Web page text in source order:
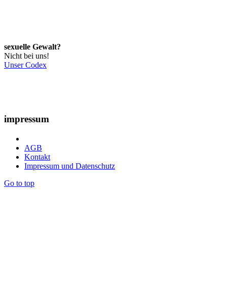
sexuelle Gewalt?
Nicht bei uns!
Unser Codex
impressum
AGB
Kontakt
Impressum und Datenschutz
Go to top